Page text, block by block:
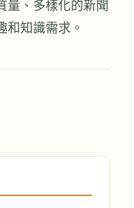
量、多樣化的新聞
和知識需求。